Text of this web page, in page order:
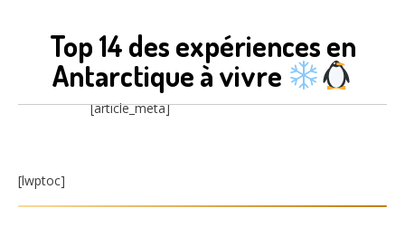
Top 14 des expériences en
Antarctique à vivre
[article_meta]
[lwptoc]